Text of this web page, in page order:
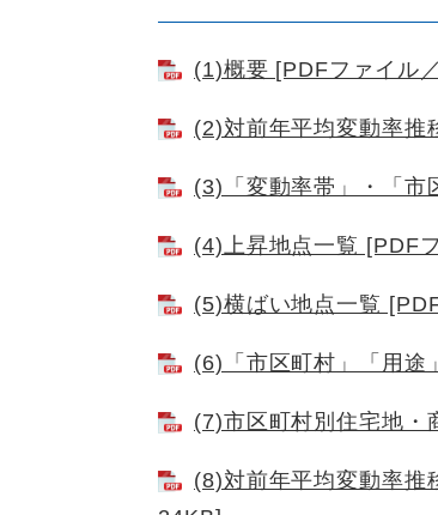
(1)概要 [PDFファイル
(2)対前年平均変動率推
(3)「変動率帯」・「市
(4)上昇地点一覧 [PDF
(5)横ばい地点一覧
(6)「市区町村」「用途
(7)市区町村別住宅地・
(8)対前年平均変動率